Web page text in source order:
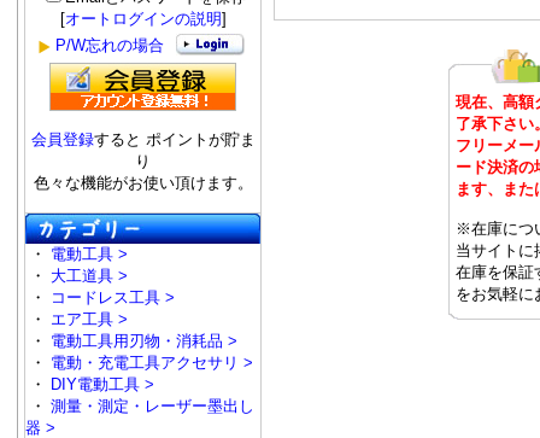
[オートログインの説明]
P/W忘れの場合
会員登録すると ポイントが貯ま
り
色々な機能がお使い頂けます。
・ 電動工具 >
・ 大工道具 >
・
コードレス工具 >
・ エア工具 >
・ 電動工具用刃物・消耗品 >
・ 電動・充電工具アクセサリ >
・
DIY電動工具 >
・ 測量・測定・レーザー墨出し
器 >
現在、高額
了承下さい
フリーメー
ード決済の
ます、ま
※在庫につ
当サイトに
在庫を保証
をお気軽に